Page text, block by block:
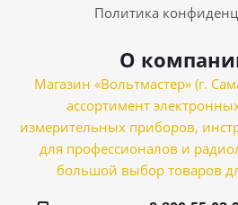
Политика
О
Магазин «Вольтмастер» (г.
ассортимент
измерительных приборов,
для профессионалов и
большой выбор товаров